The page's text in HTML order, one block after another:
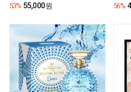
53% 55,000원 56%